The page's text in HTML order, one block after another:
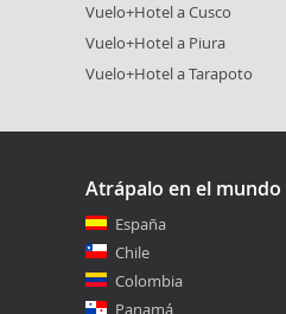
Vuelo+Hotel a Cusco
Vuelo+Hotel a Piura
Vuelo+Hotel a Tarapoto
Atrápalo en el mundo
España
Chile
Colombia
Panamá